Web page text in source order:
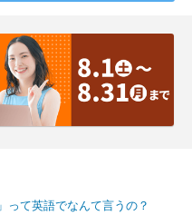
って英語でなんて言うの？